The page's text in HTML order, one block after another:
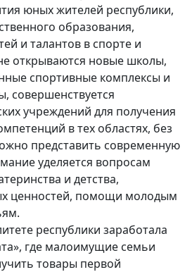
юных жителей республики,
образования,
и талантов в спорте и
открываются новые школы,
спортивные комплексы и
совершенствуется
учреждений для получения
в тех областях, без
представить современную
уделяется вопросам
и детства,
ценностей, помощи молодым
республики заработала
где малоимущие семьи
товары первой